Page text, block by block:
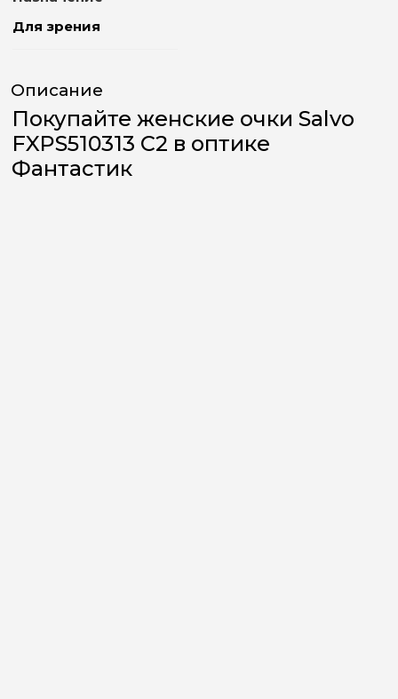
Для зрения
Описание
Покупайте женские очки Salvo
FXPS510313 C2 в оптике
Фантастик